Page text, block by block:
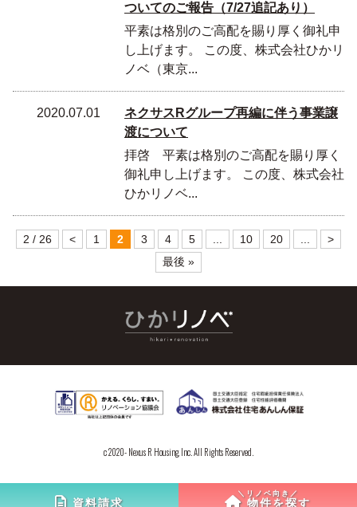
ついてのご報告（7/27追記あり）
平素は格別のご高配を賜り厚く御礼申
し上げます。 この度、株式会社ひかリ
ノベ（東京...
2020.07.01
ネクサスRグループ再編に伴う事業譲
渡について
拝啓 平素は格別のご高配を賜り厚く
御礼申し上げます。 この度、株式会社
ひかリノベ...
2 / 26 < 1 2 3 4 5 10 20
>
最後 »
c 2020- Nexus R Housing, Inc. All Rights Reserved.
資料請求 物件を探す